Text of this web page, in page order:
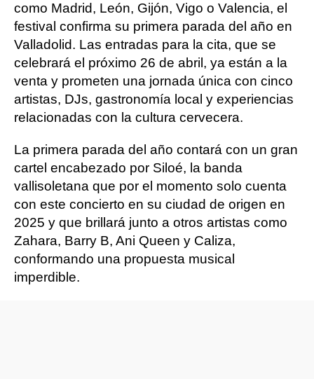
como Madrid, León, Gijón, Vigo o Valencia, el
festival confirma su primera parada del año en
Valladolid. Las entradas para la cita, que se
celebrará el próximo 26 de abril, ya están a la
venta y prometen una jornada única con cinco
artistas, DJs, gastronomía local y experiencias
relacionadas con la cultura cervecera.
La primera parada del año contará con un gran
cartel encabezado por Siloé, la banda
vallisoletana que por el momento solo cuenta
con este concierto en su ciudad de origen en
2025 y que brillará junto a otros artistas como
Zahara, Barry B, Ani Queen y Caliza,
conformando una propuesta musical
imperdible.